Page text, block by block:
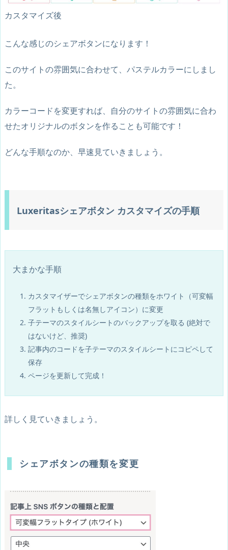
カスタマイズ後
こんな感じのシェアボタンになります！
このサイトの雰囲気に合わせて、パステルカラーにしまし
た。
カラーコードを変更すれば、 自分のサイトの雰囲気に合わ
せたオリジナルのボタンを作ることも可能です！
どんな手順なのか、早速見ていきましょう。
Luxeritasシェアボタン カスタマイズの手順
大まかな手順
カスタマイザーでシェアボタンの種類をホワイト（可変幅
フラットもしくは名無しアイコン）に変更
子テーマのスタイルシートのバックアップを取る (絶対で
はないけど、推奨)
記事内のコードを子テーマのスタイルシートにコピペして
保存
ページを更新して完成！
詳しく見ていきましょう。
シェアボタンの種類を変更